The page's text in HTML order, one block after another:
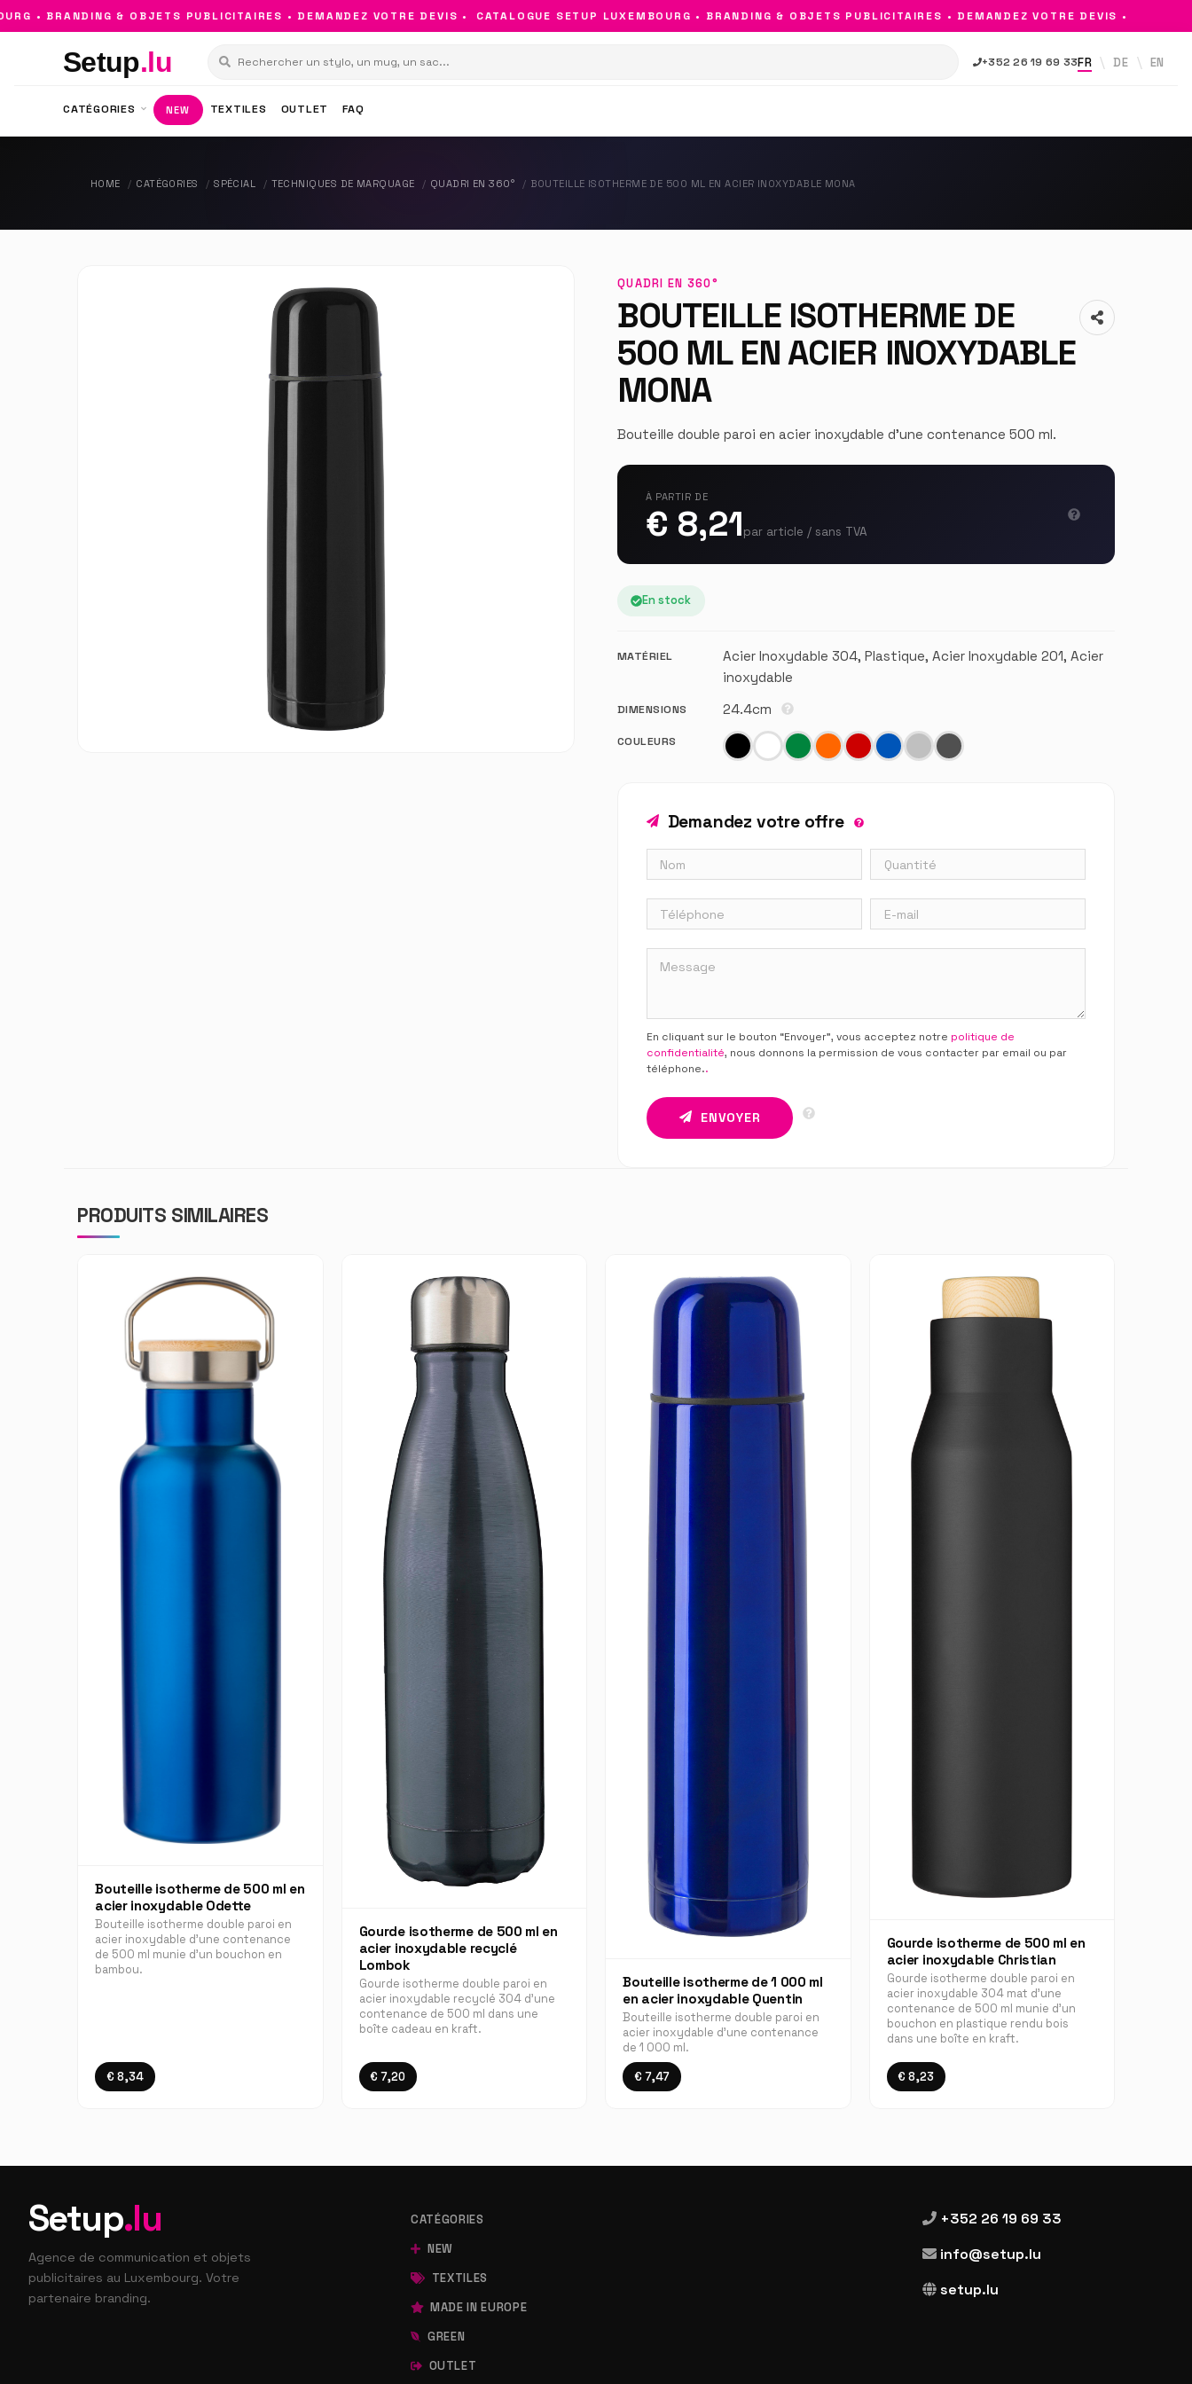
• BRANDING & OBJETS PUBLICITAIRES • DEMANDEZ VOTRE DEVIS • CATALOGUE SETUP LUXEMBOURG • BRANDING & OBJETS PUBLICITAIRES • DEMANDEZ VOTRE DEVIS •
Setup.lu +352 26 19 69 33FR DE EN
CATÉGORIES NEW TEXTILES OUTLET FAQ
HOME CATÉGORIES SPÉCIAL TECHNIQUES DE MARQUAGE QUADRI EN 360° BOUTEILLE ISOTHERME DE 500 ML EN ACIER INOXYDABLE MONA
QUADRI EN 360°
BOUTEILLE ISOTHERME DE
500 ML EN ACIER INOXYDABLE
MONA
Bouteille double paroi en acier inoxydable d'une contenance 500 ml.
À PARTIR DE
€ 8,21par article / sans TVA
En stock
MATÉRIEL
Acier Inoxydable 304, Plastique, Acier Inoxydable 201, Acier
inoxydable
DIMENSIONS 24.4cm
COULEURS
Demandez votre offre
En cliquant sur le bouton “Envoyer”, vous acceptez notre politique de
confidentialité, nous donnons la permission de vous contacter par email ou par
téléphone..
ENVOYER
PRODUITS SIMILAIRES
Bouteille isotherme de 500 ml en
acier inoxydable Odette
Bouteille isotherme double paroi en
acier inoxydable d'une contenance
de 500 ml munie d'un bouchon en
bambou.
€ 8,34
Gourde isotherme de 500 ml en
acier inoxydable recyclé
Lombok
Gourde isotherme double paroi en
acier inoxydable recyclé 304 d'une
contenance de 500 ml dans une
boîte cadeau en kraft.
€ 7,20
Bouteille isotherme de 1 000 ml
en acier inoxydable Quentin
Bouteille isotherme double paroi en
acier inoxydable d'une contenance
de 1 000 ml.
€ 7,47
Gourde isotherme de 500 ml en
acier inoxydable Christian
Gourde isotherme double paroi en
acier inoxydable 304 mat d'une
contenance de 500 ml munie d'un
bouchon en plastique rendu bois
dans une boîte en kraft.
€ 8,23
Setup.lu
Agence de communication et objets
publicitaires au Luxembourg. Votre
partenaire branding.
CATÉGORIES
NEW
TEXTILES
MADE IN EUROPE
GREEN
OUTLET
+352 26 19 69 33
info@setup.lu
setup.lu